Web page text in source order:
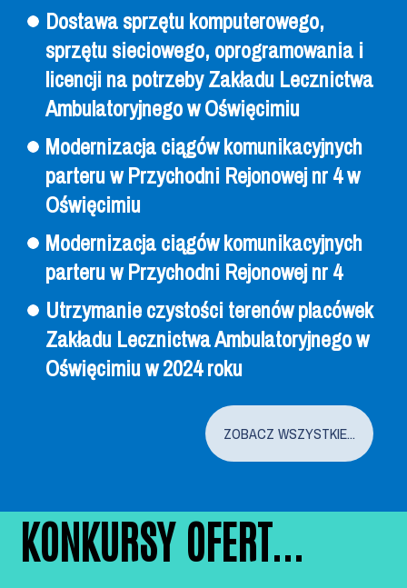
Dostawa sprzętu komputerowego,
sprzętu sieciowego, oprogramowania i
licencji na potrzeby Zakładu Lecznictwa
Ambulatoryjnego w Oświęcimiu
Modernizacja ciągów komunikacyjnych
parteru w Przychodni Rejonowej nr 4 w
Oświęcimiu
Modernizacja ciągów komunikacyjnych
parteru w Przychodni Rejonowej nr 4
Utrzymanie czystości terenów placówek
Zakładu Lecznictwa Ambulatoryjnego w
Oświęcimiu w 2024 roku
ZOBACZ WSZYSTKIE...
KONKURSY OFERT...